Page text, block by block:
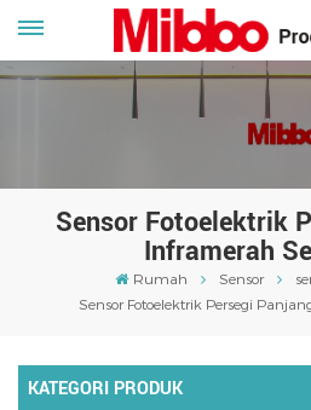
Sensor Fotoelektrik
Inframerah
Rumah Sensor
Sensor Fotoelektrik Persegi
KATEGORI PRODUK